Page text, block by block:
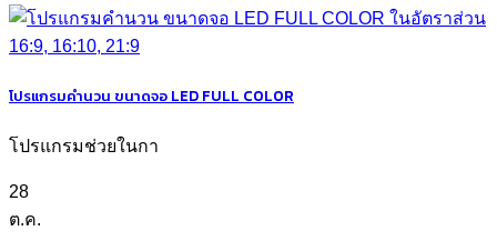
โปรแกรมคำนวน ขนาดจอ LED FULL COLOR
โปรแกรมช่วยในกา
28
ต.ค.